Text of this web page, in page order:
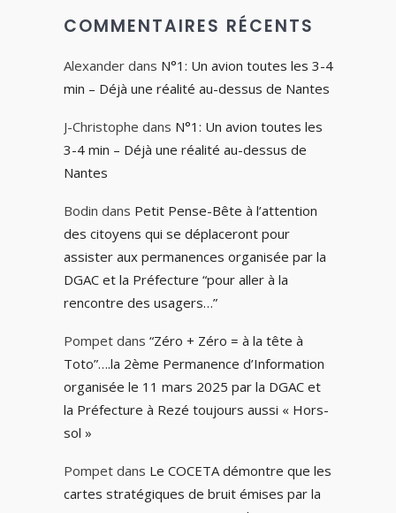
COMMENTAIRES RÉCENTS
Alexanderdans N°1: Un avion toutes les 3-4
min – Déjà une réalité au-dessus de Nantes
J-Christophe dans N°1: Un avion toutes les
3-4 min – Déjà une réalité au-dessus de
Nantes
Bodin dans Petit Pense-Bête à l’attention
des citoyens qui se déplaceront pour
assister aux permanences organisée par la
DGAC et la Préfecture “pour aller à la
rencontre des usagers…”
Pompetdans “Zéro + Zéro = à la tête à
Toto”….la 2ème Permanence d’Information
organisée le 11 mars 2025 par la DGAC et
la Préfecture à Rezé toujours aussi « Hors-
sol »
Pompetdans Le COCETA démontre que les
cartes stratégiques de bruit émises par la